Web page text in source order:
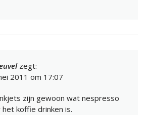
zegt:
2011 om 17:07
zijn gewoon wat nespresso
koffie drinken is.